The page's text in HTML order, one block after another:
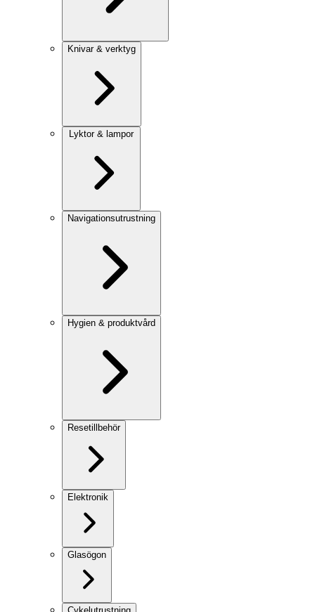
Knivar & verktyg
Lyktor & lampor
Navigationsutrustning
Hygien & produktvård
Resetillbehör
Elektronik
Glasögon